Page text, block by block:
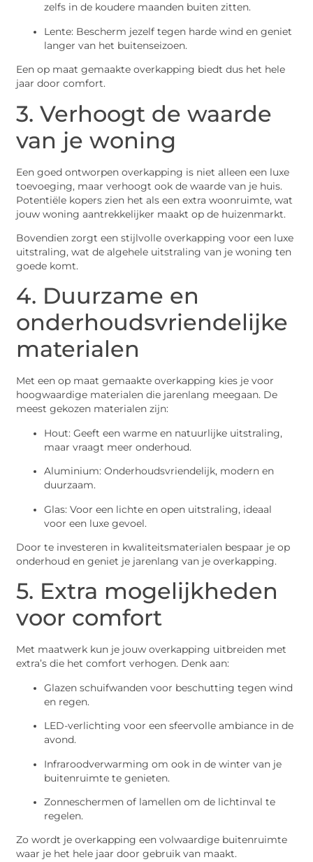
zelfs in de koudere maanden buiten zitten.
Lente: Bescherm jezelf tegen harde wind en geniet
langer van het buitenseizoen.
Een op maat gemaakte overkapping biedt dus het hele
jaar door comfort.
3. Verhoogt de waarde
van je woning
Een goed ontworpen overkapping is niet alleen een luxe
toevoeging, maar verhoogt ook de waarde van je huis.
Potentiële kopers zien het als een extra woonruimte, wat
jouw woning aantrekkelijker maakt op de huizenmarkt.
Bovendien zorgt een stijlvolle overkapping voor een luxe
uitstraling, wat de algehele uitstraling van je woning ten
goede komt.
4. Duurzame en
onderhoudsvriendelijke
materialen
Met een op maat gemaakte overkapping kies je voor
hoogwaardige materialen die jarenlang meegaan. De
meest gekozen materialen zijn:
Hout: Geeft een warme en natuurlijke uitstraling,
maar vraagt meer onderhoud.
Aluminium: Onderhoudsvriendelijk, modern en
duurzaam.
Glas: Voor een lichte en open uitstraling, ideaal
voor een luxe gevoel.
Door te investeren in kwaliteitsmaterialen bespaar je op
onderhoud en geniet je jarenlang van je overkapping.
5. Extra mogelijkheden
voor comfort
Met maatwerk kun je jouw overkapping uitbreiden met
extra’s die het comfort verhogen. Denk aan:
Glazen schuifwanden voor beschutting tegen wind
en regen.
LED-verlichting voor een sfeervolle ambiance in de
avond.
Infraroodverwarming om ook in de winter van je
buitenruimte te genieten.
Zonneschermen of lamellen om de lichtinval te
regelen.
Zo wordt je overkapping een volwaardige buitenruimte
waar je het hele jaar door gebruik van maakt.